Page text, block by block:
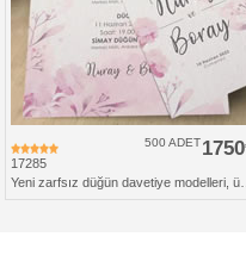
17285
1750
500 ADET